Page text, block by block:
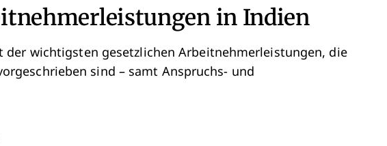
in Indien
der wichtigsten gesetzlichen Arbeitnehmerleistungen, die
sind – samt Anspruchs- und